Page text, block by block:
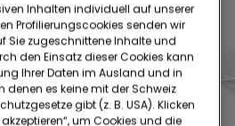
Inhalten individuell auf unserer
Profilierungscookies senden wir
Sie zugeschnittene Inhalte und
den Einsatz dieser Cookies kann
Ihrer Daten im Ausland und in
denen es keine mit der Schweiz
gibt (z. B. USA). Klicken
akzeptieren“, um Cookies und die